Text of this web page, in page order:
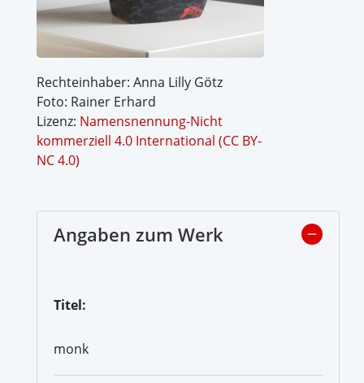
Rechteinhaber: Anna Lilly Götz
Foto: Rainer Erhard
Lizenz: Namensnennung-Nicht
kommerziell 4.0 International (CC BY-
NC 4.0)
Angaben zum Werk
Titel:
monk